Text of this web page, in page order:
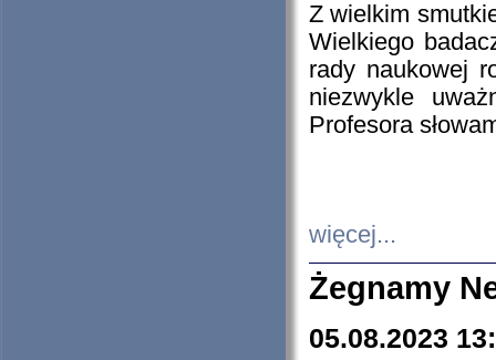
Z wielkim
Wielkiego
rady naukowej
niezwykle
Profesora
więcej...
Żegnamy
05.08.2023